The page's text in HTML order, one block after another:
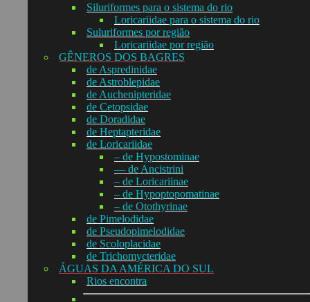
Siluriformes para o sistema do rio
Loricariidae para o sistema do rio
Suluriformes por região
Loricariidae por região
GÊNEROS DOS BAGRES
de Aspredinidae
de Astroblepidae
de Auchenipteridae
de Cetopsidae
de Doradidae
de Heptapteridae
de Loricariidae
– de Hypostominae
— de Ancistrini
– de Loricariinae
– de Hypoptopomatinae
– de Otothyrinae
de Pimelodidae
de Pseudopimelodidae
de Scoloplacidae
de Trichomycteridae
ÁGUAS DA AMÉRICA DO SUL
Rios encontra